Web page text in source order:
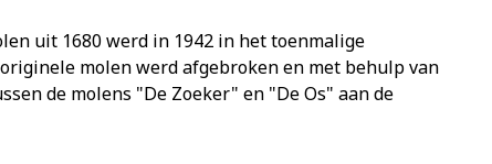
uit 1680 werd in 1942 in het toenmalige
molen werd afgebroken en met behulp van
de molens "De Zoeker" en "De Os" aan de